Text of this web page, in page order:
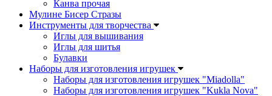
Канва прочая
Мулине Бисер Стразы
Инструменты для творчества
Иглы для вышивания
Иглы для шитья
Булавки
Наборы для изготовления игрушек
Наборы для изготовления игрушек "Miadolla"
Наборы для изготовления игрушек "Kukla Nova"